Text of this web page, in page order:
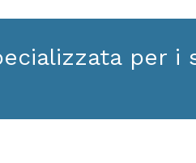
per i